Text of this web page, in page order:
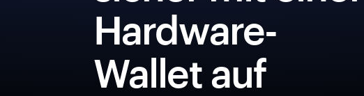
Hardware-
Wallet auf